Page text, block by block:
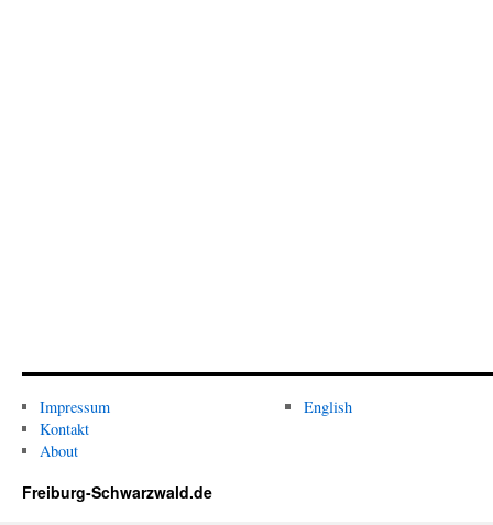
Impressum
Kontakt
About
English
Freiburg-Schwarzwald.de